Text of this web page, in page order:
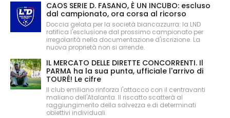
CAOS SERIE D. FASANO, È UN INCUBO: escluso
dal campionato, ora corsa al ricorso
Doccia gelata per la società biancazzurra: la LND
ratifica l'esclusione dal prossimo campionato per
irregolarità nella documentazione d'iscrizione. La
nuova proprietà non si arrende.
IL MERCATO DELLE DIRETTE CONCORRENTI. Il
PARMA ha la sua punta, ufficiale l'arrivo di
TOURÉ! Le cifre
Il club emiliano rinforza l'attacco con il centravanti
maliano dell'Atalanta. Il riscatto scatterà al
raggiungimento della salvezza e di determinati
obiettivi individuali.